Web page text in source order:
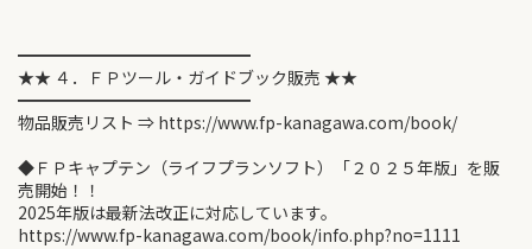
━━━━━━━━━━━━━━
★★ ４．ＦＰツール・ガイドブック販売 ★★
━━━━━━━━━━━━━━
物品販売リスト ⇒ https://www.fp-kanagawa.com/book/
◆ＦＰキャプテン（ライフプランソフト）「２０２５年版」を販
売開始！！
2025年版は最新法改正に対応しています。
https://www.fp-kanagawa.com/book/info.php?no=1111